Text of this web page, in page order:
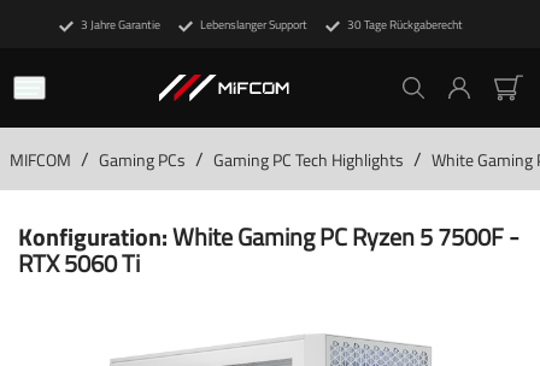
3 Jahre Garantie Lebenslanger Support 30 Tage Rückgaberecht
MIFCOM / Gaming PCs / Gaming PC Tech Highlights / White Gaming
Konfiguration:White Gaming PC Ryzen 5 7500F -
RTX 5060 Ti